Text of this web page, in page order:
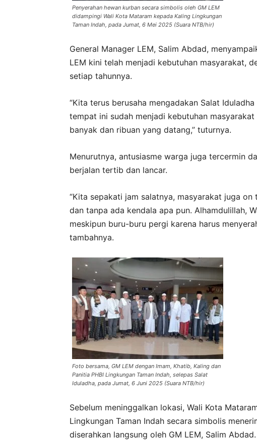
Penyerahan hewan kurban secara simbolis oleh GM LEM
didampingi Wali Kota Mataram kepada Kaling Lingkungan
Taman Indah, pada Jumat, 6 Mei 2025 (Suara NTB/hir)
General Manager LEM, Salim Abdad,
LEM kini telah menjadi kebutuhan masyarakat,
setiap tahunnya.
“Kita terus berusaha mengadakan Salat
tempat ini sudah menjadi kebutuhan
banyak dan ribuan yang datang,” tuturnya.
Menurutnya, antusiasme warga juga tercermin
berjalan tertib dan lancar.
“Kita sepakati jam salatnya, masyarakat juga
dan tanpa ada kendala apa pun. Alhamdulillah,
meskipun buru-buru pergi karena harus
tambahnya.
Foto bersama, GM LEM dengan Imam, Khatib, Kaling dan
Panitia PHBI Lingkungan Taman Indah, selepas Salat
Iduladha, pada Jumat, 6 Juni 2025 (Suara NTB/hir)
Sebelum meninggalkan lokasi, Wali Kota
Lingkungan Taman Indah secara simbolis
diserahkan langsung oleh GM LEM, Salim Abdad.